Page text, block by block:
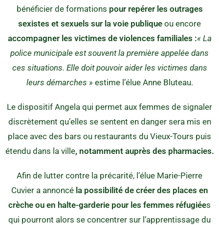
bénéficier de formations pour repérer les outrages
sexistes et sexuels sur la voie publique ou encore
accompagner les victimes de violences familiales :« La
police municipale est souvent la première appelée dans
ces situations. Elle doit pouvoir aider les victimes dans
leurs démarches » estime l’élue Anne Bluteau.
Le dispositif Angela qui permet aux femmes de signaler
discrètement qu’elles se sentent en danger sera mis en
place avec des bars ou restaurants du Vieux-Tours puis
étendu dans la ville, notamment auprès des pharmacies.
Afin de lutter contre la précarité, l’élue Marie-Pierre
Cuvier a annoncéla possibilité de créer des places en
crèche ou en halte-garderie pour les femmes réfugiées
qui pourront alors se concentrer sur l’apprentissage du